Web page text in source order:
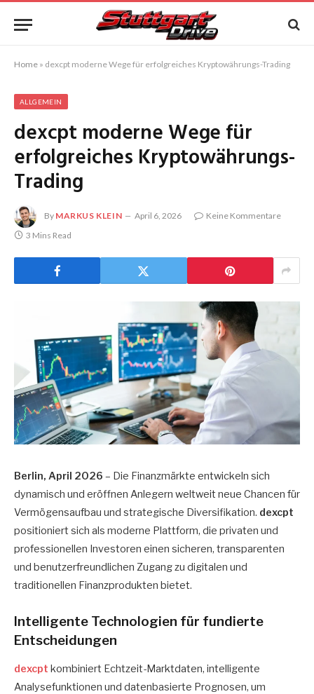
Home » dexcpt moderne Wege für erfolgreiches Kryptowährungs-Trading
ALLGEMEIN
dexcpt moderne Wege für
erfolgreiches Kryptowährungs-
Trading
By MARKUS KLEIN April 6, 2026
Keine Kommentare
3 Mins Read
Berlin, April 2026 – Die Finanzmärkte entwickeln sich
dynamisch und eröffnen Anlegern weltweit neue Chancen für
Vermögensaufbau und strategische Diversifikation. dexcpt
positioniert sich als moderne Plattform, die privaten und
professionellen Investoren einen sicheren, transparenten
und benutzerfreundlichen Zugang zu digitalen und
traditionellen Finanzprodukten bietet.
Intelligente Technologien für fundierte
Entscheidungen
dexcpt kombiniert Echtzeit-Marktdaten, intelligente
Analysefunktionen und datenbasierte Prognosen, um